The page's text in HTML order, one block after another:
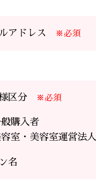
アドレス ※必須
区分 ※必須
購入者
室・美容室運営法人
名